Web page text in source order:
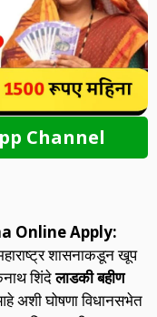
Channel
Online Apply:
शासनाकडून खूप
शिंदेलाडकी बहीण
अशी घोषणा विधानसभेत